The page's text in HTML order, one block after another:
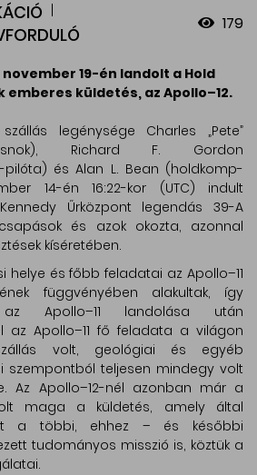
179
november 19-én landolt a Hold
küldetés, az Apollo–12.
legénysége Charles „Pete”
Richard F. Gordon
pilóta) és Alan L. Bean (holdkomp-
14-én 16:22-kor (UTC) indult
Űrközpont legendás 39-A
és azok okozta, azonnal
kíséretében.
helye és főbb feladatai az Apollo–11
függvényében alakultak, így
Apollo–11 landolása után
az Apollo–11 fő feladata a világon
volt, geológiai és egyéb
szempontból teljesen mindegy volt
Az Apollo–12-nél azonban már a
maga a küldetés, amely által
a többi, ehhez – és későbbi
tudományos misszió is, köztük a